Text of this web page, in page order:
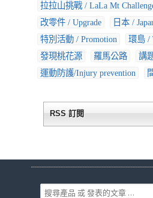
拉拉山挑戰 / LaLa Mt
改零件 / Upgrade
日本 /
特別活動 / Promotion
環島 /
發現桃花源
羅馬公路
講
運動防護/Injury prevention
RSS 訂閱